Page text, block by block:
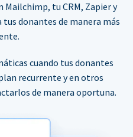
Mailchimp, tu CRM, Zapier y
donantes de manera más
cuando tus donantes
recurrente y en otros
de manera oportuna.